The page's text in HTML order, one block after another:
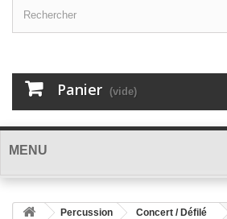
Panier (vide)
MENU
Percussion Concert / Défilé